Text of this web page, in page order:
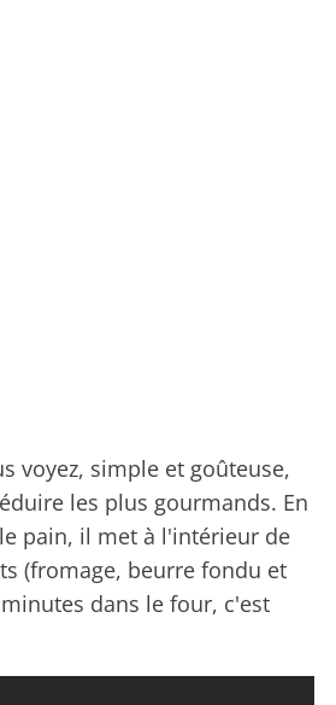
voyez, simple et goûteuse,
les plus gourmands. En
pain, il met à l'intérieur de
(fromage, beurre fondu et
dans le four, c'est